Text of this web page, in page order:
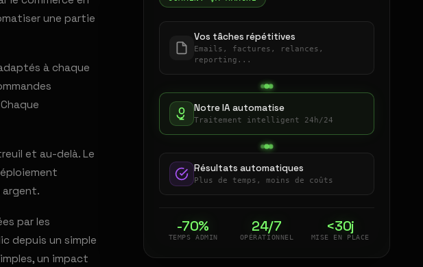
une partie
à chaque
et au-delà. Le
argent.
par les
depuis un simple
un impact
Vos tâches répétitives
Emails, factures, relances,
reporting...
Notre IA automatise
Traitement intelligent 24h/24
Résultats automatiques
Plus de temps, moins de coûts
-70%
TEMPS ADMIN
24/7
OPÉRATIONNEL
<30j
MISE EN PLACE